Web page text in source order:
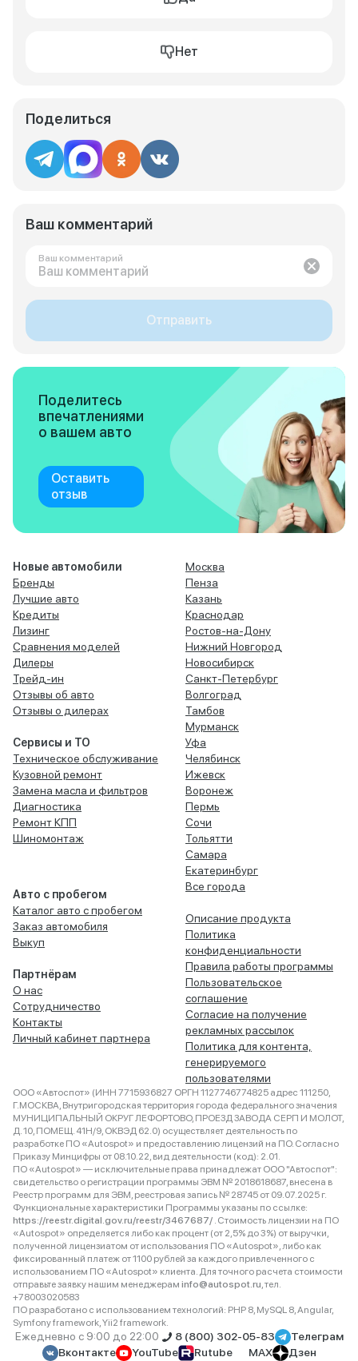
Нет
Поделиться
Ваш комментарий
Ваш комментарий
Отправить
Поделитесь
впечатлениями
о вашем авто
Оставить
отзыв
Новые автомобили
Бренды
Лучшие авто
Кредиты
Лизинг
Сравнения моделей
Дилеры
Трейд-ин
Отзывы об авто
Отзывы о дилерах
Сервисы и ТО
Техническое обслуживание
Кузовной ремонт
Замена масла и фильтров
Диагностика
Ремонт КПП
Шиномонтаж
Авто с пробегом
Каталог авто с пробегом
Заказ автомобиля
Выкуп
Партнёрам
О нас
Сотрудничество
Контакты
Личный кабинет партнера
Москва
Пенза
Казань
Краснодар
Ростов-на-Дону
Нижний Новгород
Новосибирск
Санкт-Петербург
Волгоград
Тамбов
Мурманск
Уфа
Челябинск
Ижевск
Воронеж
Пермь
Сочи
Тольятти
Самара
Екатеринбург
Все города
Описание продукта
Политика
конфиденциальности
Правила работы программы
Пользовательское
соглашение
Согласие на получение
рекламных рассылок
Политика для контента,
генерируемого
пользователями
ООО «Автоспот» (ИНН 7715936827 ОРГН 1127746774825 адрес 111250,
Г.МОСКВА, Внутригородская территория города федерального значения
МУНИЦИПАЛЬНЫЙ ОКРУГ ЛЕФОРТОВО, ПРОЕЗД ЗАВОДА СЕРП И МОЛОТ,
Д. 10, ПОМЕЩ. 41Н/9, ОКВЭД 62.0) осуществляет деятельность по
разработке ПО «Autospot» и предоставлению лицензий на ПО. Согласно
Приказу Минцифры от 08.10.22, вид деятельности (код): 2.01.
ПО «Autospot» — исключительные права принадлежат ООО "Автоспот":
свидетельство о регистрации программы ЭВМ № 2018618687, внесена в
Реестр программ для ЭВМ, реестровая запись № 28745 от 09.07.2025 г.
Функциональные характеристики Программы указаны по ссылке:
https://reestr.digital.gov.ru/reestr/3467687/ . Стоимость лицензии на ПО
«Autospot» определяется либо как процент (от 2,5% до 3%) от выручки,
полученной лицензиатом от использования ПО «Autospot», либо как
фиксированный платеж от 1100 рублей за каждого привлеченного с
использованием ПО «Autospot» клиента. Для точного расчета стоимости
отправьте заявку нашим менеджерам info@autospot.ru, тел.
+78003020583
ПО разработано с использованием технологий: PHP 8, MySQL 8, Angular,
Symfony framework, Yii2 framework.
Ежедневно с 9:00 до 22:00 8 (800) 302-05-83
Телеграм
Вконтакте
YouTube Rutube MAX Дзен